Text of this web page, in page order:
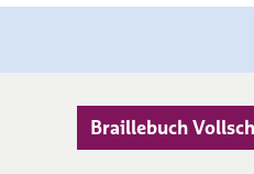
Braillebuch